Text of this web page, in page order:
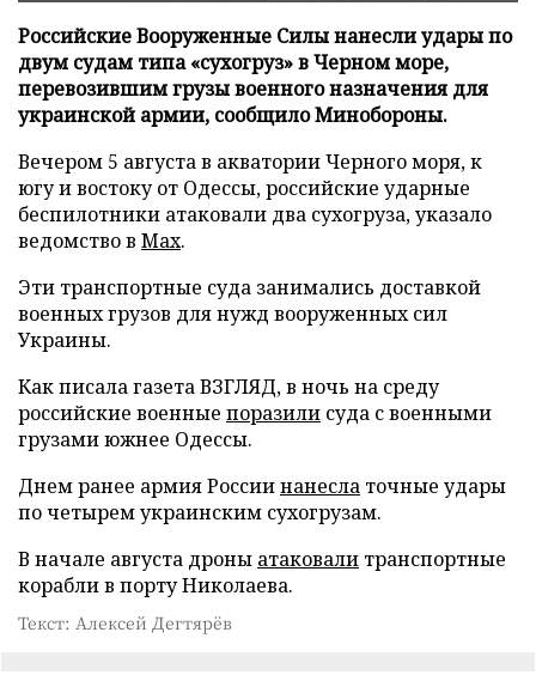
Российские Вооруженные Силы нанесли удары по
двум судам типа «сухогруз» в Черном море,
перевозившим грузы военного назначения для
украинской армии, сообщило Минобороны.
Вечером 5 августа в акватории Черного моря, к
югу и востоку от Одессы, российские ударные
беспилотники атаковали два сухогруза, указало
ведомство в Max.
Эти транспортные суда занимались доставкой
военных грузов для нужд вооруженных сил
Украины.
Как писала газета ВЗГЛЯД, в ночь на среду
российские военные поразили суда с военными
грузами южнее Одессы.
Днем ранее армия Россиинанесла точные удары
по четырем украинским сухогрузам.
В начале августа дроны атаковали транспортные
корабли в порту Николаева.
Текст: Алексей Дегтярёв